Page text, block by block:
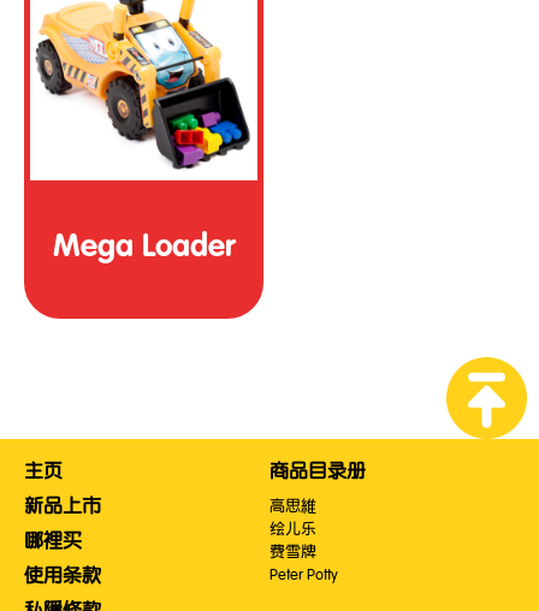
Mega Loader
主页
新品上市
哪裡买
使用条款
商品目录册
高思維
绘儿乐
费雪牌
Peter Potty